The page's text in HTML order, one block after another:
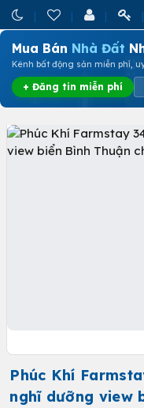
Mua Bán Nhà Đất
Kênh bất động sản miễn phí,
+ Đăng tin miễn phí
Phúc Khí
nghĩ dưỡng view